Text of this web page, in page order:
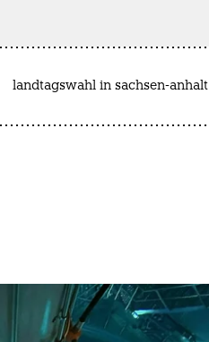
landtagswahl in sachsen-anhalt